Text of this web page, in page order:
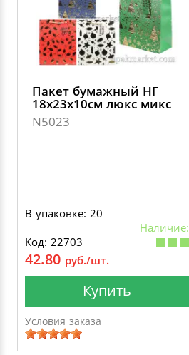
Пакет бумажный НГ
18х23х10см люкс микс
N5023
В упаковке: 20
Наличие:
Код: 22703
42.80 руб./шт.
Купить
Условия заказа